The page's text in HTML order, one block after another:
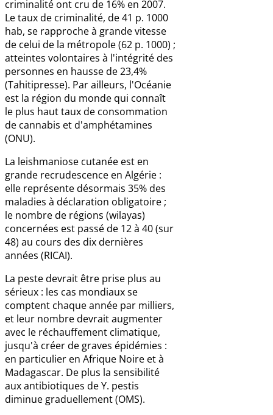
criminalité ont cru de 16% en 2007.
Le taux de criminalité, de 41 p. 1000
hab, se rapproche à grande vitesse
de celui de la métropole (62 p. 1000) ;
atteintes volontaires à l'intégrité des
personnes en hausse de 23,4%
(Tahitipresse). Par ailleurs, l'Océanie
est la région du monde qui connaît
le plus haut taux de consommation
de cannabis et d'amphétamines
(ONU).
La leishmaniose cutanée est en
grande recrudescence en Algérie :
elle représente désormais 35% des
maladies à déclaration obligatoire ;
le nombre de régions (wilayas)
concernées est passé de 12 à 40 (sur
48) au cours des dix dernières
années (RICAI).
La peste devrait être prise plus au
sérieux : les cas mondiaux se
comptent chaque année par milliers,
et leur nombre devrait augmenter
avec le réchauffement climatique,
jusqu'à créer de graves épidémies :
en particulier en Afrique Noire et à
Madagascar. De plus la sensibilité
aux antibiotiques de Y. pestis
diminue graduellement (OMS).